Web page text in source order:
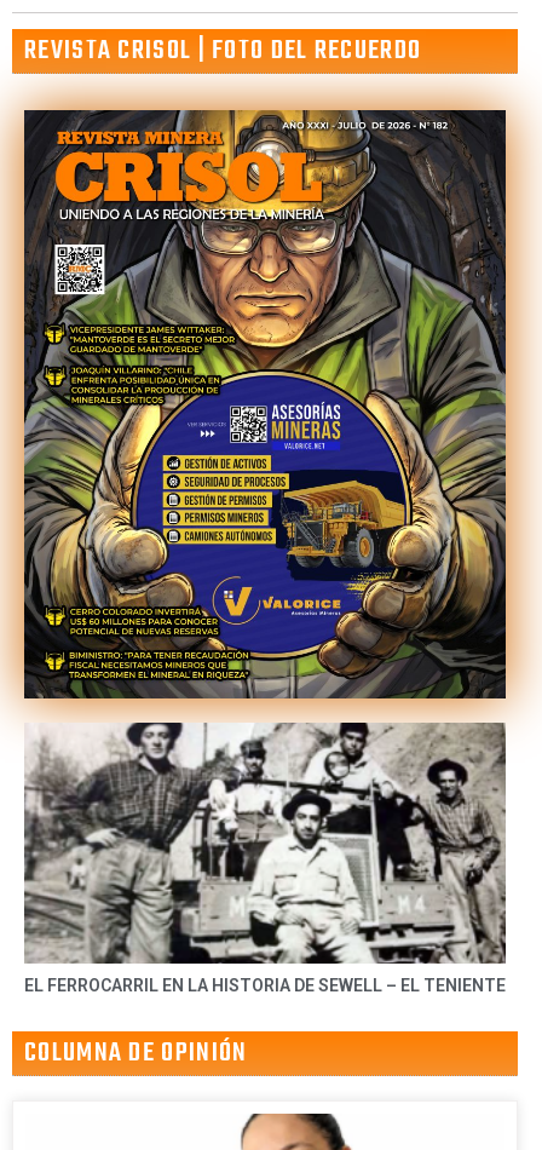
REVISTA CRISOL | FOTO DEL RECUERDO
EL FERROCARRIL EN LA HISTORIA DE SEWELL – EL TENIENTE
COLUMNA DE OPINIÓN